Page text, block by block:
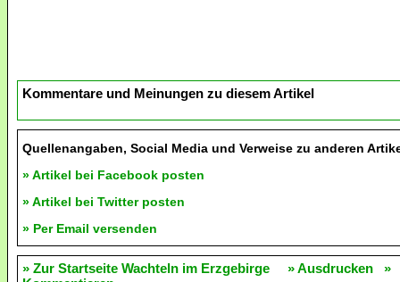
Kommentare und Meinungen zu diesem Artikel
Quellenangaben, Social Media und Verweise zu anderen
» Artikel bei Facebook posten
» Artikel bei Twitter posten
» Per Email versenden
» Zur Startseite Wachteln im Erzgebirge » Ausdrucken
»